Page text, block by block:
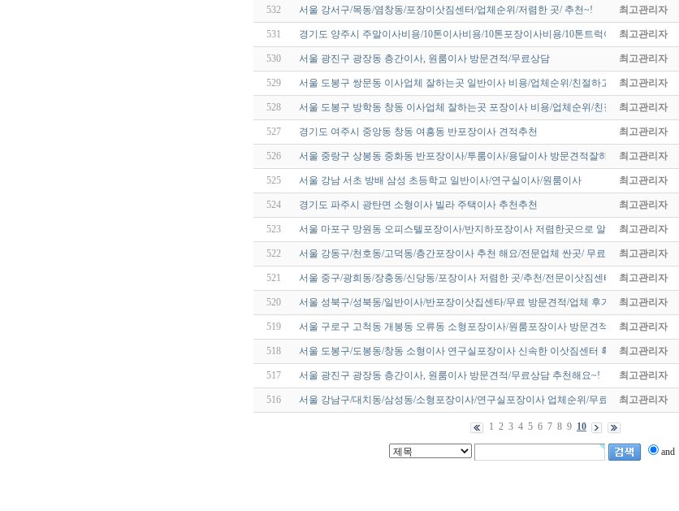
532 서울 강서구/목동/염창동/포장이삿짐센터/업체순위/저렴한 곳/ 추천~! 최고관리자
531 경기도 양주시 주말이사비용/10톤이사비용/10톤포장이사비용/10톤트럭이사비용 저렴한…
최고관리자
530 서울 광진구 광장동 층간이사, 원룸이사 방문견적/무료상담 최고관리자
529 서울 도봉구 쌍문동 이사업체 잘하는곳 일반이사 비용/업체순위/친절하고 잘하는곳~!
최고관리자
528 서울 도봉구 방학동 창동 이사업체 잘하는곳 포장이사 비용/업체순위/친절하고 잘하는…
최고관리자
527 경기도 여주시 중앙동 창동 여흥동 반포장이사 견적추천 최고관리자
526 서울 중랑구 상봉동 중화동 반포장이사/투룸이사/용달이사 방문견적잘하는곳최고관리자
525 서울 강남 서초 방배 삼성 초등학교 일반이사/연구실이사/원룸이사 최고관리자
524 경기도 파주시 광탄면 소형이사 빌라 주택이사 추천추천 최고관리자
523 서울 마포구 망원동 오피스텔포장이사/반지하포장이사 저렴한곳으로 알아보세요~!
최고관리자
522 서울 강동구/천호동/고덕동/층간포장이사 추천 해요/전문업체 싼곳/ 무료방문 견적 받…
최고관리자
521 서울 중구/광희동/장충동/신당동/포장이사 저렴한 곳/추천/전문이삿짐센타/업체 순위~…
최고관리자
520 서울 성북구/성북동/일반이사/반포장이삿집센타/무료 방문견적/업체 후기~! 최고관리자
519 서울 구로구 고척동 개봉동 오류동 소형포장이사/원룸포장이사 방문견적잘하는곳/무료…
최고관리자
518 서울 도봉구/도봉동/창동 소형이사 연구실포장이사 신속한 이삿짐센터 확실한업체
최고관리자
517 서울 광진구 광장동 층간이사, 원룸이사 방문견적/무료상담 추천해요~! 최고관리자
516 서울 강남구/대치동/삼성동/소형포장이사/연구실포장이사 업체순위/무료견적/방문견적…
최고관리자
1 2 3 4 5 6 7 8 9 10
and